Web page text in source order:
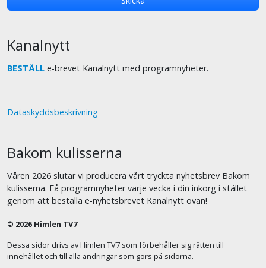
Kanalnytt
BESTÄLL e-brevet Kanalnytt med programnyheter.
Dataskyddsbeskrivning
Bakom kulisserna
Våren 2026 slutar vi producera vårt tryckta nyhetsbrev Bakom
kulisserna. Få programnyheter varje vecka i din inkorg i stället
genom att beställa e-nyhetsbrevet Kanalnytt ovan!
© 2026 Himlen TV7
Dessa sidor drivs av Himlen TV7 som förbehåller sig rätten till
innehållet och till alla ändringar som görs på sidorna.